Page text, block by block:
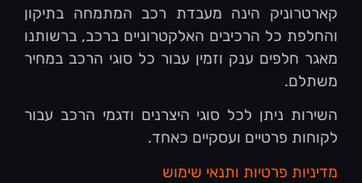
קארטרוניק הינה מעבדת רכב המתמחה בתיקון
והחלפת כל הרכיבים האלקטרוניים ברכב, ברשותנו
מאגר חלפים ענק וזמין עבור כל סוגי הרכב במחיר
משתלם.
השירות ניתן לכל סוגי היצרנים ודגמי הרכב עבור
לקוחות פרטיים ועסקיים כאחד.
מדיניות פרטיות ותנאי שימוש